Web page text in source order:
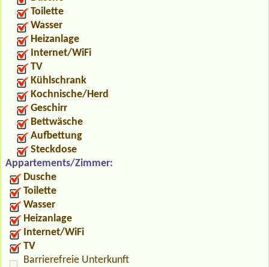
Toilette
Wasser
Heizanlage
Internet/WiFi
TV
Kühlschrank
Kochnische/Herd
Geschirr
Bettwäsche
Aufbettung
Steckdose
Appartements/Zimmer:
Dusche
Toilette
Wasser
Heizanlage
Internet/WiFi
TV
Barrierefreie Unterkunft